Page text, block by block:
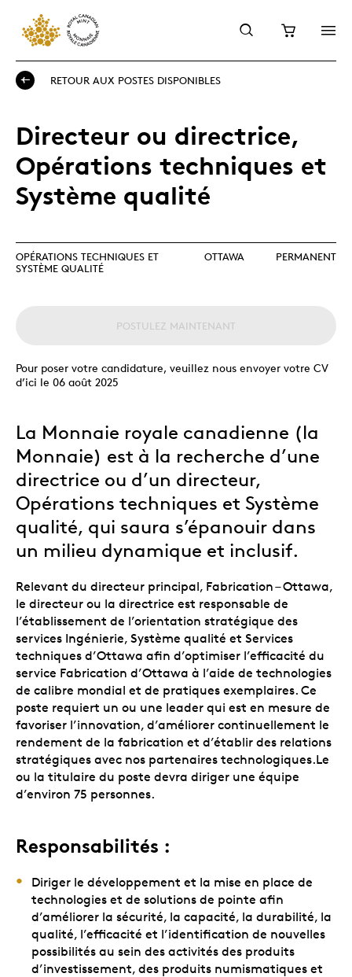
RETOUR AUX POSTES DISPONIBLES
Directeur ou directrice,
Opérations techniques et
Système qualité
OPÉRATIONS TECHNIQUES ET
SYSTÈME QUALITÉ
OTTAWA PERMANENT
POSTULEZ MAINTENANT
Pour poser votre candidature, veuillez nous envoyer votre CV
d’ici le 06 août 2025
La Monnaie royale canadienne (la
Monnaie) est à la recherche d’une
directrice ou d’un directeur,
Opérations techniques et Système
qualité, qui saura s’épanouir dans
un milieu dynamique et inclusif.
Relevant du directeur principal, Fabrication – Ottawa,
le directeur ou la directrice est responsable de
l’établissement de l’orientation stratégique des
services Ingénierie, Système qualité et Services
techniques d’Ottawa afin d’optimiser l’efficacité du
service Fabrication d’Ottawa à l’aide de technologies
de calibre mondial et de pratiques exemplaires. Ce
poste requiert un ou une leader qui est en mesure de
favoriser l’innovation, d’améliorer continuellement le
rendement de la fabrication et d’établir des relations
stratégiques avec nos partenaires technologiques.Le
ou la titulaire du poste devra diriger une équipe
d’environ 75 personnes.
Responsabilités :
Diriger le développement et la mise en place de
technologies et de solutions de pointe afin
d’améliorer la sécurité, la capacité, la durabilité, la
qualité, l’efficacité et l’identification de nouvelles
possibilités au sein des activités des produits
d’investissement, des produits numismatiques et